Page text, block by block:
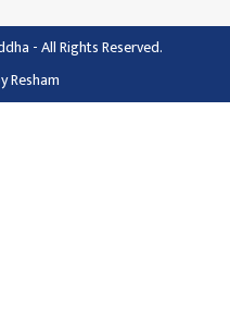
- All Rights Reserved.
Resham